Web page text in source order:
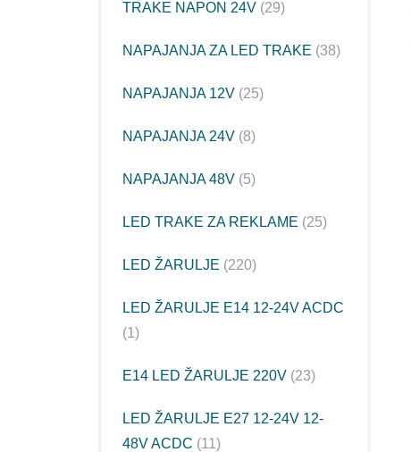
TRAKE NAPON 24V 29
NAPAJANJA ZA LED TRAKE 38
NAPAJANJA 12V 25
NAPAJANJA 24V 8
NAPAJANJA 48V 5
LED TRAKE ZA REKLAME 25
LED ŽARULJE 220
LED ŽARULJE E14 12-24V ACDC
1
E14 LED ŽARULJE 220V 23
LED ŽARULJE E27 12-24V 12-
48V ACDC
11